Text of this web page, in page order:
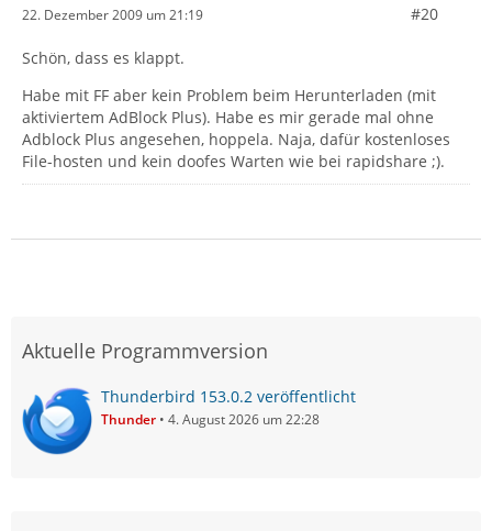
22. Dezember 2009 um 21:19 #20
Schön, dass es klappt.
Habe mit FF aber kein Problem beim Herunterladen (mit
aktiviertem AdBlock Plus). Habe es mir gerade mal ohne
Adblock Plus angesehen, hoppela. Naja, dafür kostenloses
File-hosten und kein doofes Warten wie bei rapidshare ;).
Aktuelle Programmversion
Thunderbird 153.0.2 veröffentlicht
Thunder 4. August 2026 um 22:28